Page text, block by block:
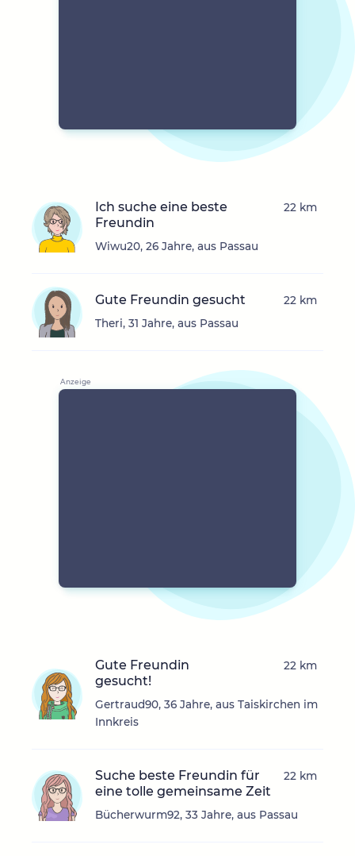
Ich suche eine beste
Freundin
Wiwu20, 26 Jahre, aus Passau
22 km
Gute Freundin gesucht
Theri, 31 Jahre, aus Passau
22 km
Gute Freundin
gesucht!
Gertraud90, 36 Jahre, aus Taiskirchen im
Innkreis
22 km
Suche beste Freundin für
eine tolle gemeinsame Zeit
Bücherwurm92, 33 Jahre, aus Passau
22 km